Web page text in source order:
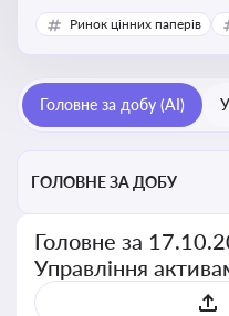
комунальними та
юристів і керівників, які
Ринок цінних паперів
Головне за добу (AI)
ГОЛОВНЕ ЗА ДОБУ
Головне за
Управління